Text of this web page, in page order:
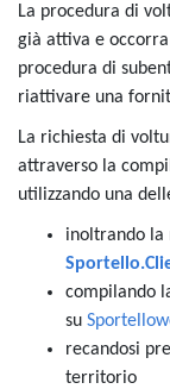
La procedura di
già attiva e
procedura di
riattivare una
La richiesta di
attraverso la
utilizzando una
inoltrando la
compilando
su
recandosi
territorio